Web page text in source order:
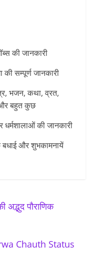
की जानकारी
की सम्पूर्ण जानकारी
भजन, कथा, व्रत,
और बहुत कुछ
की जानकारी
और शुभकामनायें
पौराणिक
Chauth Status